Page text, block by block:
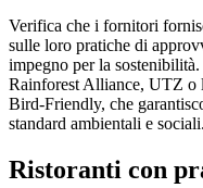
Verifica che i fornitori
sulle loro pratiche di
impegno per la
Rainforest Alliance, UTZ o
Bird-Friendly, che
standard ambientali e sociali.
Ristoranti con